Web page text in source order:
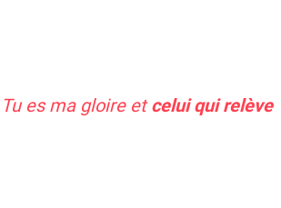
es ma gloire etcelui qui relève